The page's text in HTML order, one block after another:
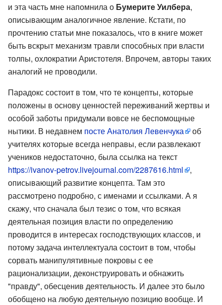
и эта часть мне напомнила о Бумерите Уилбера,
описывающим аналогичное явление. Кстати, по
прочтению статьи мне показалось, что в книге может
быть вскрыт механизм травли способных при власти
толпы, охлократии Аристотеля. Впрочем, авторы таких
аналогий не проводили.
Парадокс состоит в том, что те концепты, которые
положены в основу ценностей переживаний жертвы и
особой заботы придумали вовсе не беспомощные
нытики. В недавнем посте Анатолия Левенчука
об
учителях которые всегда неправы, если развлекают
учеников недостаточно, была ссылка на текст
https://ivanov-petrov.livejournal.com/2287616.html
,
описывающий развитие концепта. Там это
рассмотрено подробно, с именами и ссылками. А я
скажу, что сначала был тезис о том, что всякая
деятельная позиция власти по определению
проводится в интересах господствующих классов, и
потому задача интеллектуала состоит в том, чтобы
сорвать манипулятивные покровы с ее
рационализации, деконструировать и обнажить
"правду", обесценив деятельность. И далее это было
обобщено на любую деятельную позицию вообще. И